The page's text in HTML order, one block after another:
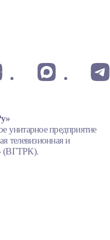
унитарное предприятие
телевизионная и
(ВГТРК).